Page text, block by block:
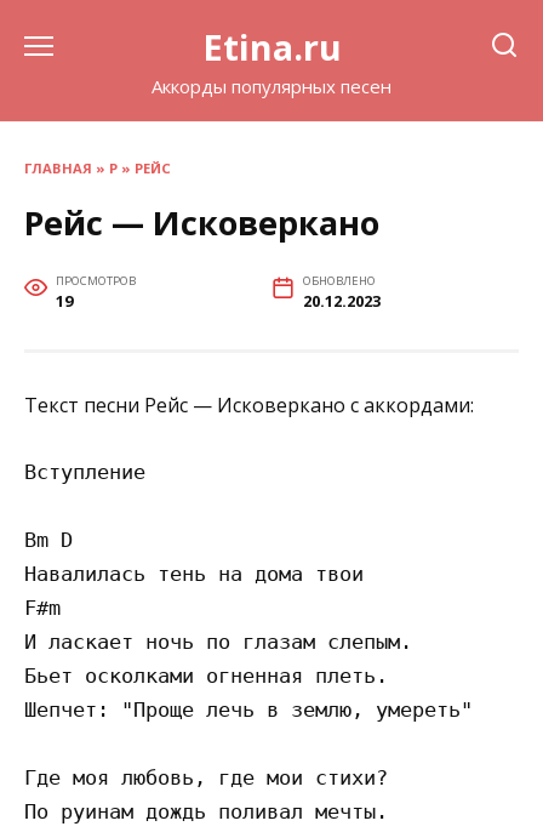
Etina.ru
Аккорды популярных песен
ГЛАВНАЯ » Р » РЕЙС
Рейс — Исковеркано
ПРОСМОТРОВ
19
ОБНОВЛЕНО
20.12.2023
Текст песни Рейс — Исковеркано с аккордами:
Вступление
Bm D
Навалилась тень на дома твои
F#m
И ласкает ночь по глазам слепым.
Бьет осколками огненная плеть.
Шепчет: "Проще лечь в землю, умереть"
Где моя любовь, где мои стихи?
По руинам дождь поливал мечты.